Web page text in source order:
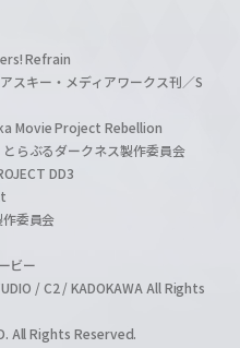
Refrain
キー・メディアワークス刊／S
Movie Project Rebellion
らぶるダークネス製作委員会
DD3
委員会
ビー
/ C2 / KADOKAWA All Rights
All Rights Reserved.